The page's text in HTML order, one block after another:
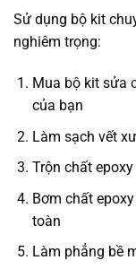
Sử dụng bộ kit
nghiêm trọng:
Mua bộ kit sửa
của bạn
Làm sạch vết
Trộn chất
Bơm chất
toàn
Làm phẳng bề